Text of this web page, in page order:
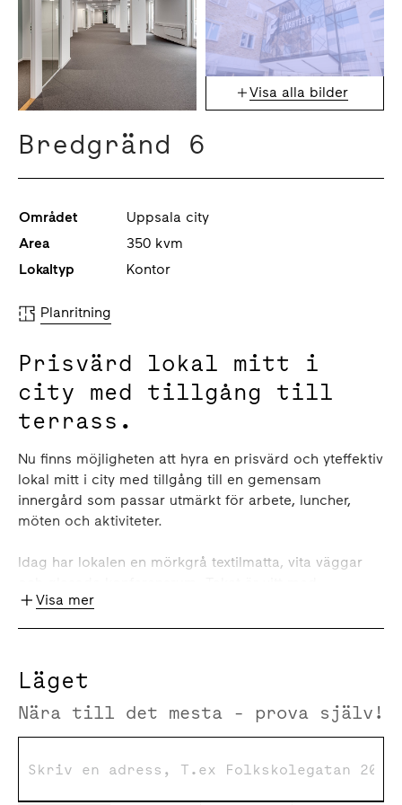
Visa alla bilder
Bredgränd 6
Området
Uppsala city
Area
350 kvm
Lokaltyp
Kontor
Planritning
Prisvärd lokal mitt i
city med tillgång till
terrass.
Nu finns möjligheten att hyra en prisvärd och yteffektiv
lokal mitt i city med tillgång till en gemensam
innergård som passar utmärkt för arbete, luncher,
möten och aktiviteter.
Idag har lokalen en mörkgrå textilmatta, vita väggar
ljudabsorberande plattor och infälld belysning.
Helkaklade toaletter samt dusch. Lokalen har två
finns bra möjligheter för förvaring med smidig access
till kontoret.
utforma lokalen samt vad som händer i
Visa mer
Läget
Nära till det mesta - prova själv!